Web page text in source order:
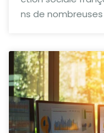
ns de nombreuses